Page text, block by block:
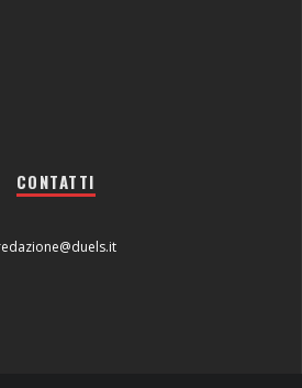
CONTATTI